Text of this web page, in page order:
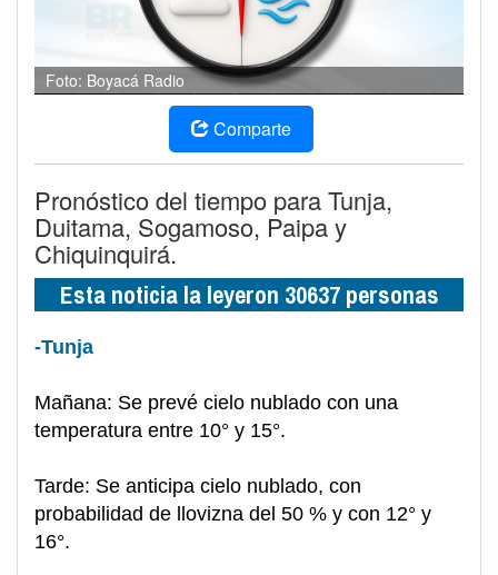
Foto: Boyacá Radio
Comparte
Pronóstico del tiempo para Tunja,
Duitama, Sogamoso, Paipa y
Chiquinquirá.
Esta noticia la leyeron 30637 personas
-Tunja
Mañana: Se prevé cielo nublado con una
temperatura entre 10° y 15°.
Tarde: Se anticipa cielo nublado, con
probabilidad de llovizna del 50 % y con 12° y
16°.